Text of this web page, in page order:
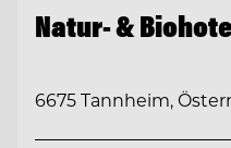
Natur- &
6675 Tannheim,